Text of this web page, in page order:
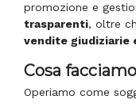
promozione e
trasparenti, oltre
vendite giudiziarie
Cosa facciamo
Operiamo come